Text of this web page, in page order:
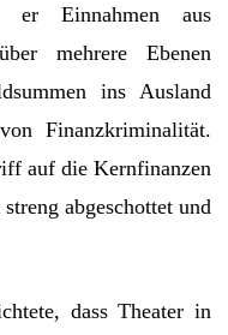
er Einnahmen aus
mehrere Ebenen
ins Ausland
Finanzkriminalität.
auf die Kernfinanzen
abgeschottet und
dass Theater in